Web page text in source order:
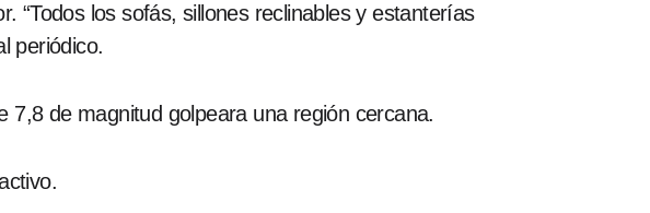
“Todos los sofás, sillones reclinables y estanterías
periódico.
de magnitud golpeara una región cercana.